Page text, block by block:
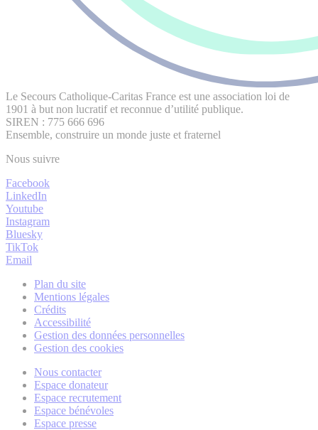
Le Secours Catholique-Caritas France est une association loi de
1901 à but non lucratif et reconnue d’utilité publique.
SIREN : 775 666 696
Ensemble, construire un monde juste et fraternel
Nous suivre
Facebook
LinkedIn
Youtube
Instagram
Bluesky
TikTok
Email
Plan du site
Mentions légales
Crédits
Accessibilité
Gestion des données personnelles
Gestion des cookies
Nous contacter
Espace donateur
Espace recrutement
Espace bénévoles
Espace presse